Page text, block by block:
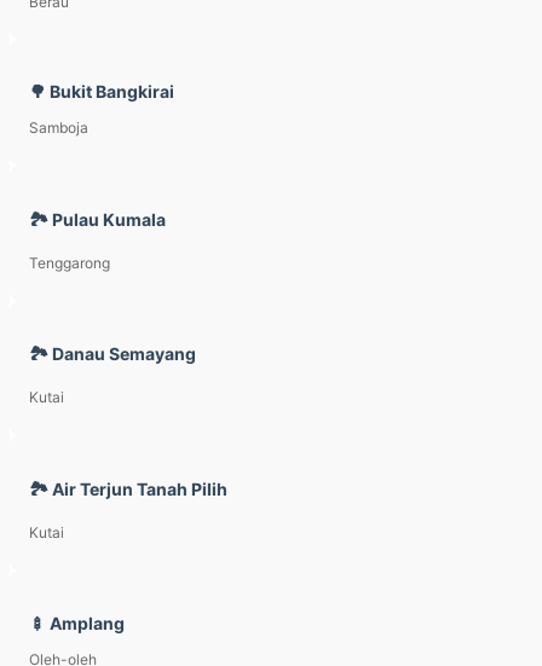
🌳 Bukit Bangkirai
Samboja
🏞️ Pulau Kumala
Tenggarong
🏞️ Danau Semayang
Kutai
🏞️ Air Terjun Tanah Pilih
Kutai
🍢 Amplang
Oleh-oleh